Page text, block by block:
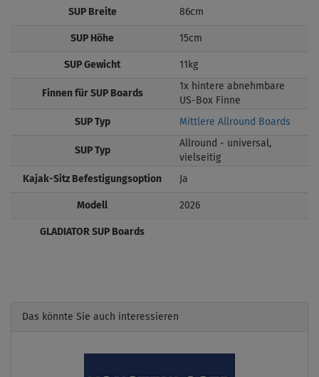
SUP Breite 86cm
SUP Höhe 15cm
SUP Gewicht 11kg
Finnen für SUP Boards
1x hintere abnehmbare
US-Box Finne
SUP Typ Mittlere Allround Boards
SUP Typ
Allround - universal,
vielseitig
Kajak-Sitz Befestigungsoption Ja
Modell 2026
GLADIATOR SUP Boards
Das könnte Sie auch interessieren